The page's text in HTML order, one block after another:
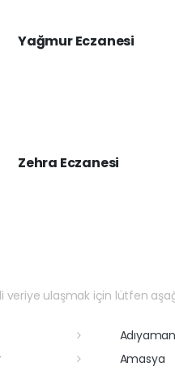
Yağmur Eczanesi
Zehra Eczanesi
veriye ulaşmak için lütfen
Adıyaman
Amasya